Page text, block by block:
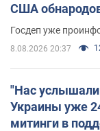
США
Госдеп уже
8.08.2026 20:37
"Нас
Украины уже
митинги в